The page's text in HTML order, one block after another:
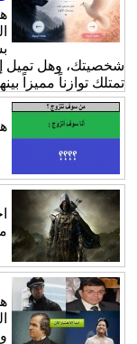
شخصيتك، وهل تميل
تمتلك توازناً مميزاً